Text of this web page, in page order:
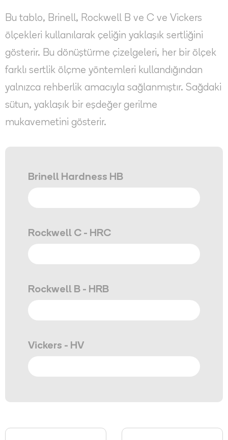
Bu tablo, Brinell, Rockwell B ve C ve Vickers
ölçekleri kullanılarak çeliğin yaklaşık sertliğini
gösterir. Bu dönüştürme çizelgeleri, her bir ölçek
farklı sertlik ölçme yöntemleri kullandığından
yalnızca rehberlik amacıyla sağlanmıştır. Sağdaki
sütun, yaklaşık bir eşdeğer gerilme
mukavemetini gösterir.
Brinell Hardness HB
Rockwell C - HRC
Rockwell B - HRB
Vickers - HV